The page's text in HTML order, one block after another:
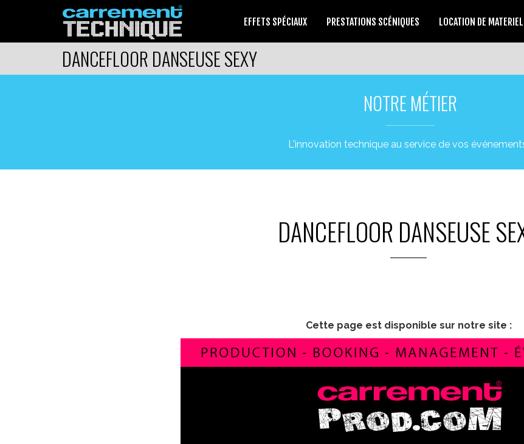
EFFETS SPÉCIAUX PRESTATIONS SCÉNIQUES LOCATION DE MATERIEL
DANCEFLOOR DANSEUSE SEXY
NOTRE MÉTIER
L'innovation technique au service de vos
DANCEFLOOR DANSEUSE
Cette page est disponible sur notre site :